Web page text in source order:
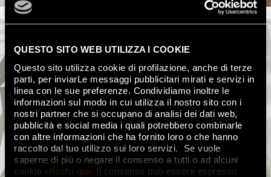
QUESTO SITO WEB UTILIZZA I COOKIE
Questo sito utilizza cookie di profilazione, anche di terze
parti, per inviarLe messaggi pubblicitari mirati e servizi in
linea con le sue preferenze. Condividiamo inoltre le
informazioni sul modo in cui utilizza il nostro sito con i
nostri partner che si occupano di analisi dei dati web,
pubblicità e social media i quali potrebbero combinarle
con altre informazioni che ha fornito loro o che hanno
raccolto dal tuo utilizzo sui loro servizi. Se vuole
saperne di più o negare il consenso a tutti o ad alcuni
cookie clicchi qui. Il consenso può essere espresso